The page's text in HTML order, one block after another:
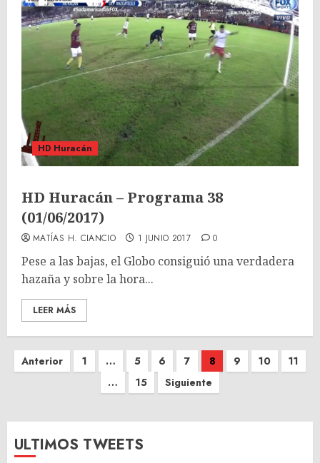
HD Huracán
HD Huracán – Programa 38
(01/06/2017)
MATÍAS H. CIANCIO 1 JUNIO 2017 0
Pese a las bajas, el Globo consiguió una verdadera
hazaña y sobre la hora...
LEER MÁS
Paginación
Anterior 1 … 5 6 7 8 9 10
11
…
15 Siguiente
ULTIMOS TWEETS